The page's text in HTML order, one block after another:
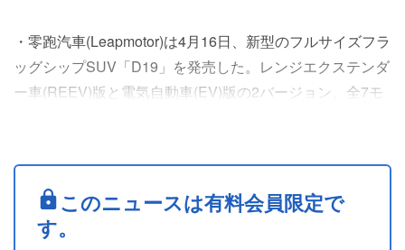
・零跑汽車(Leapmotor)は4月16日、新型のフルサイズフラ
ッグシップSUV「D19」を発売した。レンジエクステンダ
ー車(REEV)版と電気自動車(EV)版の2バージョン、全7モ
長5,252mm、全幅1,995mm、全高1,780/1,800mmで、ホイ
ールベースは3,110mm。
・駆動方式はデュアルモーターの四輪駆....
このニュースは有料会員限定で
す。